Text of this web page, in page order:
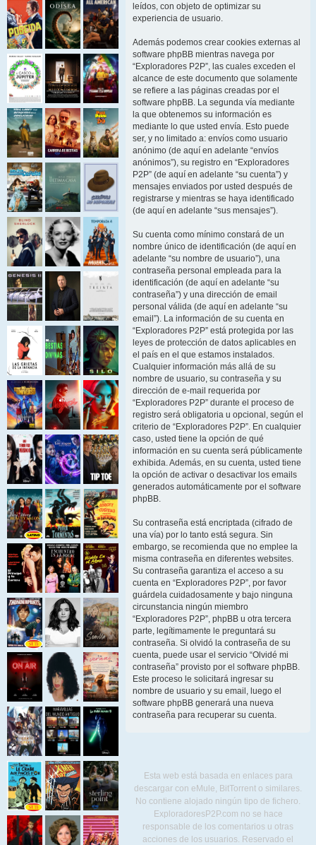
leídos, con objeto de optimizar su
experiencia de usuario.
Además podemos crear cookies externas al
software phpBB mientras navega por
“Exploradores P2P”, las cuales exceden el
alcance de este documento que solamente
se refiere a las páginas creadas por el
software phpBB. La segunda vía mediante
la que obtenemos su información es
mediante lo que usted envía. Esto puede
ser, y no limitado a: envíos como usuario
anónimo (de aquí en adelante “envíos
anónimos”), su registro en “Exploradores
P2P” (de aquí en adelante “su cuenta”) y
mensajes enviados por usted después de
registrarse y mientras se haya identificado
(de aquí en adelante “sus mensajes”).
Su cuenta como mínimo constará de un
nombre único de identificación (de aquí en
adelante “su nombre de usuario”), una
contraseña personal empleada para la
identificación (de aquí en adelante “su
contraseña”) y una dirección de email
personal válida (de aquí en adelante “su
email”). La información de su cuenta en
“Exploradores P2P” está protegida por las
leyes de protección de datos aplicables en
el país en el que estamos instalados.
Cualquier información más allá de su
nombre de usuario, su contraseña y su
dirección de e-mail requerida por
“Exploradores P2P” durante el proceso de
registro será obligatoria u opcional, según el
criterio de “Exploradores P2P”. En cualquier
caso, usted tiene la opción de qué
información en su cuenta será públicamente
exhibida. Además, en su cuenta, usted tiene
la opción de activar o desactivar los emails
generados automáticamente por el software
phpBB.
Su contraseña está encriptada (cifrado de
una vía) por lo tanto está segura. Sin
embargo, se recomienda que no emplee la
misma contraseña en diferentes websites.
Su contraseña garantiza el acceso a su
cuenta en “Exploradores P2P”, por favor
guárdela cuidadosamente y bajo ninguna
circunstancia ningún miembro
“Exploradores P2P”, phpBB u otra tercera
parte, legítimamente le preguntará su
contraseña. Si olvidó la contraseña de su
cuenta, puede usar el servicio “Olvidé mi
contraseña” provisto por el software phpBB.
Este proceso le solicitará ingresar su
nombre de usuario y su email, luego el
software phpBB generará una nueva
contraseña para recuperar su cuenta.
Esta web está basada en enlaces para
descargar con eMule, BitTorrent o similares.
No contiene alojado ningún tipo de fichero.
ExploradoresP2P.com no se hace
responsable de los comentarios u otras
acciones de los usuarios. Reservado el